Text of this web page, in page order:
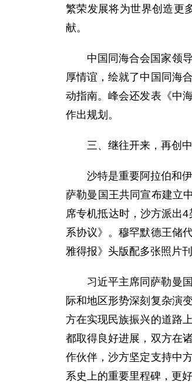
繁荣发展将为世界创造更
献。
中国同海合会国家领
厚情谊，绘就了中国同海
动指南。峰会还发表《中
作出规划。
三、继往开来，再创
沙特是重要阿拉伯和
萨勒曼国王共同宣布建立
席专机抵达时，沙方派出
系协议》。穆罕默德王储
雅得报》头版配多张照片
习近平主席同萨勒曼
际和地区形势深刻复杂演
方在实现民族振兴的道路
都取得良好进展，双方在
作伙伴，沙方坚定支持中
系史上的重要里程碑，更